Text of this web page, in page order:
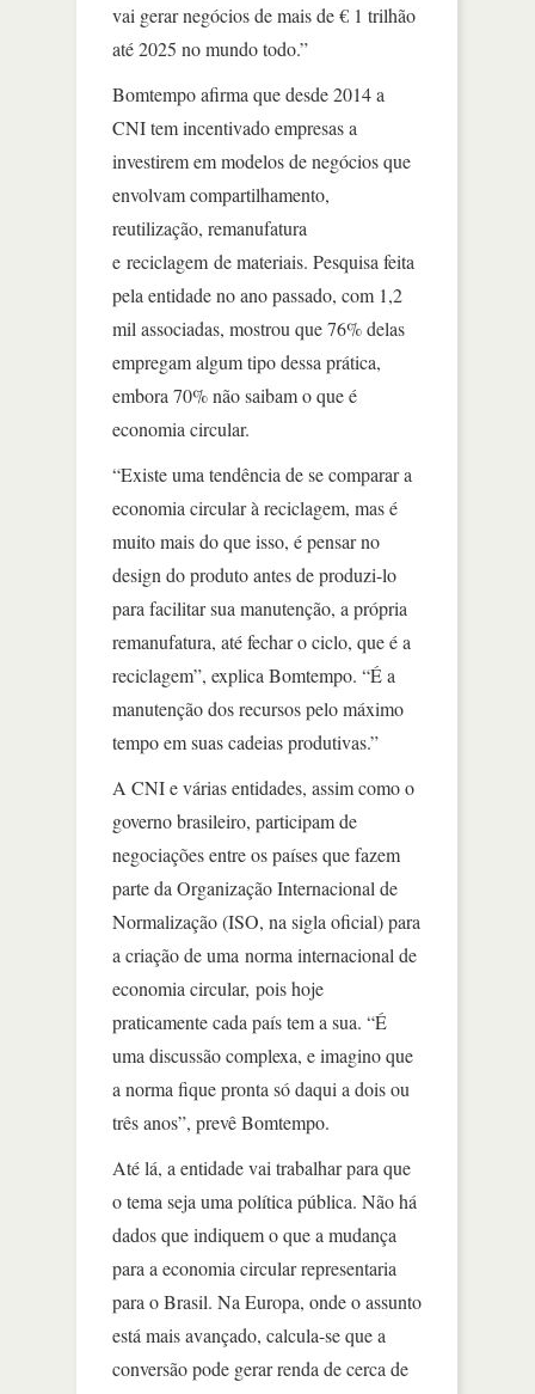
vai gerar negócios de mais de € 1 trilhão
até 2025 no mundo todo.”
Bomtempo afirma que desde 2014 a
CNI tem incentivado empresas a
investirem em modelos de negócios que
envolvam compartilhamento,
reutilização, remanufatura
e reciclagem de materiais. Pesquisa feita
pela entidade no ano passado, com 1,2
mil associadas, mostrou que 76% delas
empregam algum tipo dessa prática,
embora 70% não saibam o que é
economia circular.
“Existe uma tendência de se comparar a
economia circular à reciclagem, mas é
muito mais do que isso, é pensar no
design do produto antes de produzi-lo
para facilitar sua manutenção, a própria
remanufatura, até fechar o ciclo, que é a
reciclagem”, explica Bomtempo. “É a
manutenção dos recursos pelo máximo
tempo em suas cadeias produtivas.”
A CNI e várias entidades, assim como o
governo brasileiro, participam de
negociações entre os países que fazem
parte da Organização Internacional de
Normalização (ISO, na sigla oficial) para
a criação de uma norma internacional de
economia circular, pois hoje
praticamente cada país tem a sua. “É
uma discussão complexa, e imagino que
a norma fique pronta só daqui a dois ou
três anos”, prevê Bomtempo.
Até lá, a entidade vai trabalhar para que
o tema seja uma política pública. Não há
dados que indiquem o que a mudança
para a economia circular representaria
para o Brasil. Na Europa, onde o assunto
está mais avançado, calcula-se que a
conversão pode gerar renda de cerca de